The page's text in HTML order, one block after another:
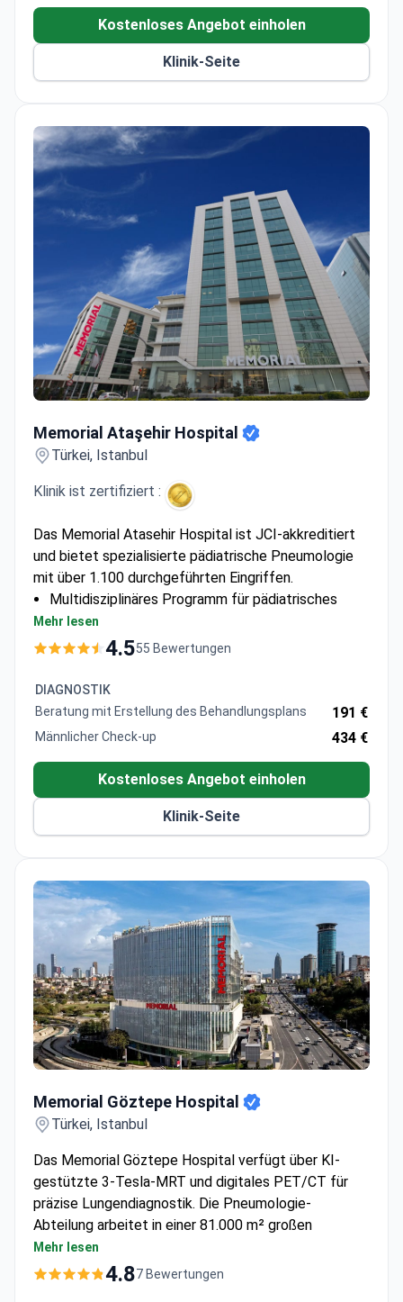
Kostenloses Angebot einholen
Klinik-Seite
Memorial Ataşehir Hospital
Türkei, Istanbul
Klinik ist zertifiziert :
Das Memorial Atasehir Hospital ist JCI-akkreditiert
und bietet spezialisierte pädiatrische Pneumologie
mit über 1.100 durchgeführten Eingriffen.
Multidisziplinäres Programm für pädiatrisches
Asthma verfügbar
Diagnostik umfasst CT-Scans,
Umfassende Behandlungsprogramme, die auf
pädiatrische Atemwegserkrankungen
zugeschnitten sind
Mehr lesen
4.555 Bewertungen
DIAGNOSTIK
Beratung mit Erstellung des Behandlungsplans
191 €
Männlicher Check-up 434 €
Kostenloses Angebot einholen
Klinik-Seite
Memorial Göztepe Hospital
Türkei, Istanbul
Das Memorial Göztepe Hospital verfügt über KI-
gestützte 3-Tesla-MRT und digitales PET/CT für
präzise Lungendiagnostik. Die Pneumologie-
Abteilung arbeitet in einer 81.000 m² großen
Einrichtung mit 19 Operationssälen und 55
Intensivstationen.
Mehr lesen
4.87 Bewertungen